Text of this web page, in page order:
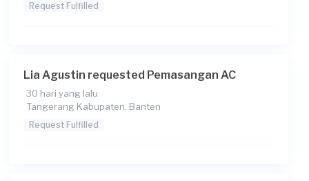
Request Fulfilled
Lia Agustin requested Pemasangan AC
30 hari yang lalu
Tangerang Kabupaten, Banten
Request Fulfilled